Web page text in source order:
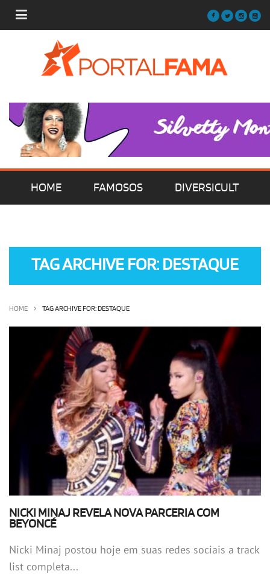
HOME FAMOSOS DIVERSICULT
OLHA ISSO! EU QUERO!
TAG ARCHIVE FOR: DESTAQUE
HOME TAG ARCHIVE FOR: DESTAQUE
NICKI MINAJ REVELA NOVA PARCERIA COM
BEYONCÉ
Nicki Minaj postou hoje em suas redes sociais a track
list completa...